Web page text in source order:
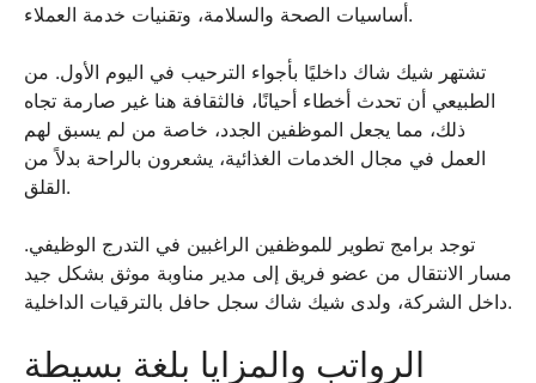
أساسيات الصحة والسلامة، وتقنيات خدمة العملاء.
تشتهر شيك شاك داخليًا بأجواء الترحيب في اليوم الأول. من
الطبيعي أن تحدث أخطاء أحيانًا، فالثقافة هنا غير صارمة تجاه
ذلك، مما يجعل الموظفين الجدد، خاصة من لم يسبق لهم
العمل في مجال الخدمات الغذائية، يشعرون بالراحة بدلاً من
القلق.
توجد برامج تطوير للموظفين الراغبين في التدرج الوظيفي.
مسار الانتقال من عضو فريق إلى مدير مناوبة موثق بشكل جيد
داخل الشركة، ولدى شيك شاك سجل حافل بالترقيات الداخلية.
الرواتب والمزايا بلغة بسيطة